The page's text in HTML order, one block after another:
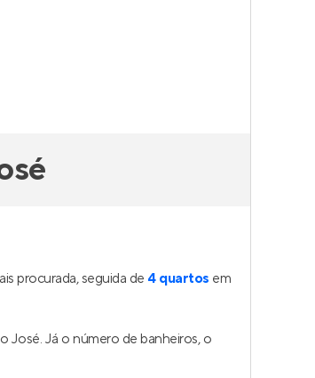
procurada, seguida de 4 quartos em
José. Já o número de banheiros, o